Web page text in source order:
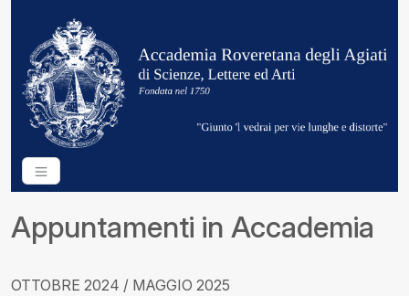
Appuntamenti in Accademia
OTTOBRE 2024 / MAGGIO 2025